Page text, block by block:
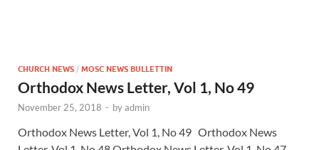
CHURCH NEWS / MOSC NEWS BULLETTIN
Orthodox News Letter, Vol 1, No 49
November 25, 2018 - byadmin
Orthodox News Letter, Vol 1, No 49 Orthodox News